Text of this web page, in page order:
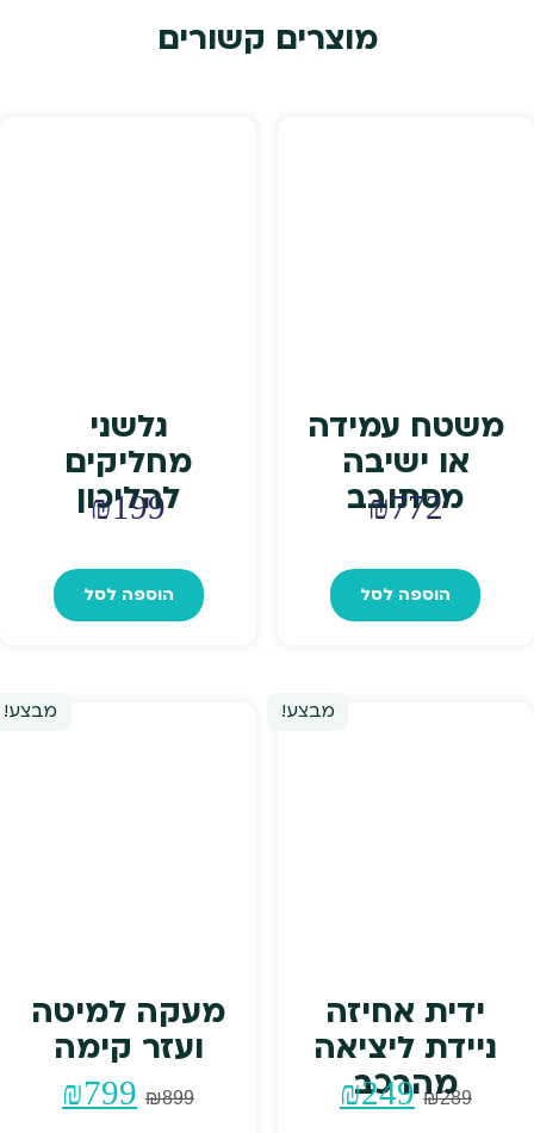
מוצרים קשורים
משטח עמידה
או ישיבה
מסתובב
₪772
הוספה לסל
גלשני
מחליקים
להליכון
₪199
הוספה לסל
מבצע!
ידית אחיזה
ניידת ליציאה
מהרכב
₪289
המחיר
₪249
מבצע!
מעקה למיטה
ועזר קימה
₪899
המחיר
₪799